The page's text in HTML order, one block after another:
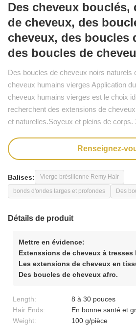
Des cheveux bouclés,
de cheveux, des
cheveux, des boucles
des boucles de
Des boucles de cheveux noirs naturels
cheveux humains vierges Application
cheveux humains vierges est le choix
recherchent des extensions de
et naturelles.Soyeux et pleins de
Renseignez-
Balises: Vierge brésilienne Remy Hair
bonds d'ondes larges et profondes Des
Détails de produit
Mettre en évidence:
Extenssions de cheveux à tresses
Les extensions de cheveux en
Des boucles de cheveux afro.
Length:
8 à 30 pouces
Hair Ends:
En bonne santé et
Weight:
100 g/pièce